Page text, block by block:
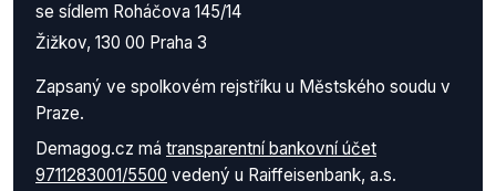
se sídlem Roháčova 145/14
Žižkov, 130 00 Praha 3
Zapsaný ve spolkovém rejstříku u Městského soudu v
Praze.
Demagog.cz má transparentní bankovní účet
9711283001/5500 vedený u Raiffeisenbank, a.s.